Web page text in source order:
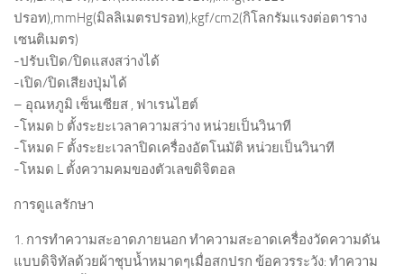
ปรอท),mmHg(มิลลิเมตรปรอท),kgf/cm2(กิโลกรัมแรงต่อตาราง
เซนติเมตร)
-ปรับเปิด/ปิดแสงสว่างได้
-เปิด/ปิดเสียงปุ่มได้
– อุณหภูมิ เซ็นเซียส , ฟาเรนไฮต์
-โหมด b ตั้งระยะเวลาความสว่าง หน่วยเป็นวินาที
-โหมด F ตั้งระยะเวลาปิดเครื่องอัตโนมัติ หน่วยเป็นวินาที
-โหมด L ตั้งความคมของตัวเลขดิจิตอล
การดูแลรักษา
1. การทำความสะอาดภายนอก ทำความสะอาดเครื่องวัดความดัน
แบบดิจิทัลด้วยผ้าชุบน้ำหมาดๆเมื่อสกปรก ข้อควรระวัง: ทำความ